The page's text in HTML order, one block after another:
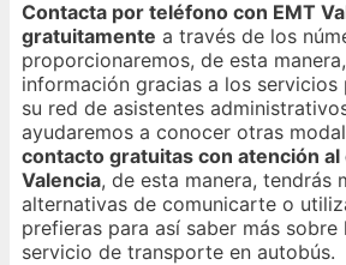
Contacta por teléfono con EMT
gratuitamente a través de los
proporcionaremos, de esta
información gracias a los servicios
su red de asistentes
ayudaremos a conocer otras
contacto gratuitas con atención al
Valencia, de esta manera, tendrás
alternativas de comunicarte o
prefieras para así saber más sobre
servicio de transporte en autobús.